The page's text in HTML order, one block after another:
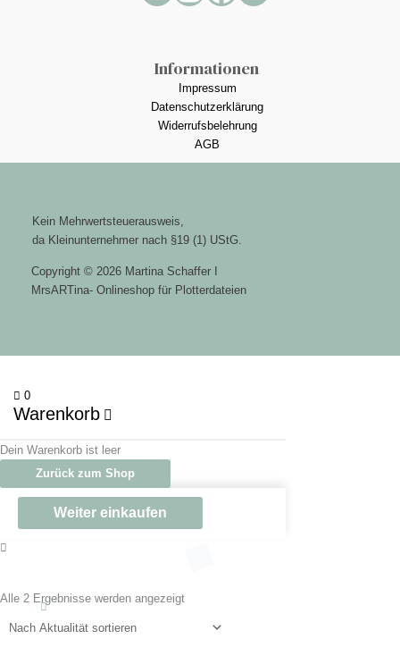
Alle 2 Ergebnisse werden angezeigtAktualität
Informationen
Impressum
Datenschutzerklärung
Widerrufsbelehrung
AGB
Kein Mehrwertsteuerausweis,
da Kleinunternehmer nach §19 (1) UStG.
Copyright © 2026 Martina Schaffer I
MrsARTina- Onlineshop für Plotterdateien
0
Warenkorb
Dein Warenkorb ist leer
Zurück zum Shop
Weiter einkaufen